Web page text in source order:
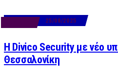
25/08/2025
H Divico Security με νέο
Θεσσαλονίκη